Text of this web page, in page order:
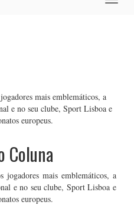
mais emblemáticos, a
e no seu clube, Sport Lisboa e
europeus.
Coluna
mais emblemáticos, a
e no seu clube, Sport Lisboa e
europeus.